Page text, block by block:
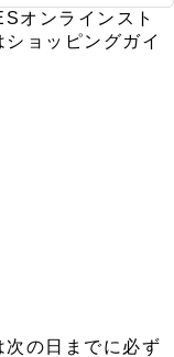
オンラインスト
ョッピングガイ
次の日までに必ず